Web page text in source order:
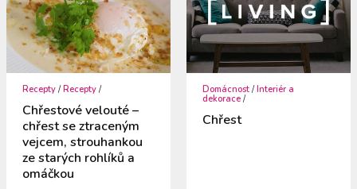
Recepty /Recepty /
Chřestové velouté –
chřest se ztraceným
vejcem, strouhankou
ze starých rohlíků a
omáčkou
Domácnost /Interiér a
dekorace /
Chřest